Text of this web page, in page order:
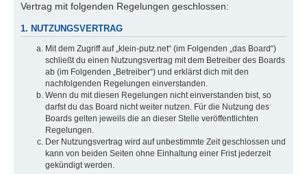
Vertrag mit folgenden Regelungen geschlossen:
1. NUTZUNGSVERTRAG
Mit dem Zugriff auf „klein-putz.net“ (im Folgenden „das Board“)
schließt du einen Nutzungsvertrag mit dem Betreiber des Boards
ab (im Folgenden „Betreiber“) und erklärst dich mit den
nachfolgenden Regelungen einverstanden.
Wenn du mit diesen Regelungen nicht einverstanden bist, so
darfst du das Board nicht weiter nutzen. Für die Nutzung des
Boards gelten jeweils die an dieser Stelle veröffentlichten
Regelungen.
Der Nutzungsvertrag wird auf unbestimmte Zeit geschlossen und
kann von beiden Seiten ohne Einhaltung einer Frist jederzeit
gekündigt werden.